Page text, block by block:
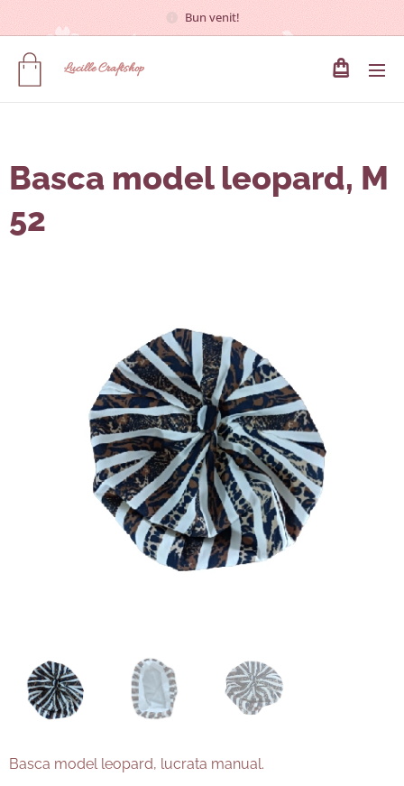
Bun venit!
LucilleCraftshop
Basca model leopard, M
52
Basca model leopard, lucrata manual.